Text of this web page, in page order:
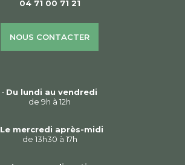
04 71 00 71 21
NOUS CONTACTER
• Du lundi au vendredi
de 9h à 12h
Le mercredi après-midi
de 13h30 à 17h